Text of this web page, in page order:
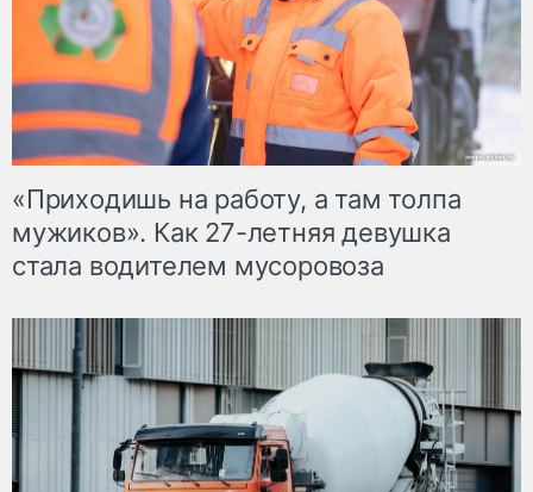
«Приходишь на работу, а там толпа
мужиков». Как 27-летняя девушка
стала водителем мусоровоза